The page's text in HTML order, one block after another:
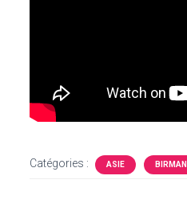
Catégories : ASIE